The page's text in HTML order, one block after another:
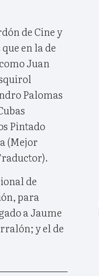
de Cine y
en la de
Juan
Palomas
Pintado
(Mejor
de
para
a Jaume
y el de